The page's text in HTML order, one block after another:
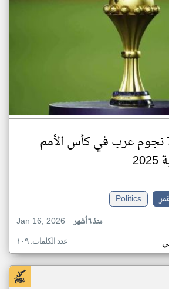
أفضل 7 نجوم عرب في كأس الأمم
Politics
Jan 16, 2026
منذ ٦ أشهر
عدد الكلمات: ١٠٩